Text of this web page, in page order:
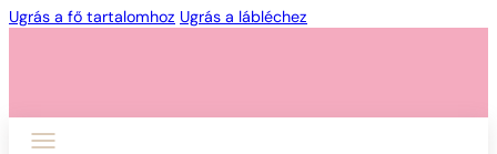
Ugrás a fő tartalomhoz Ugrás a lábléchez